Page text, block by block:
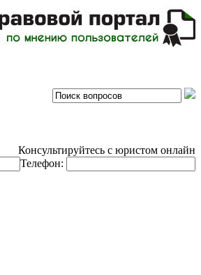
Консультируйтесь с юристом онлайн
Телефон: